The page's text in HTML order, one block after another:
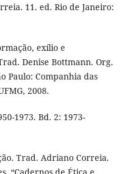
11. ed. Rio de Janeiro:
exílio e
Denise Bottmann. Org.
Paulo: Companhia das
2008.
1973. Bd. 2: 1973-
Trad. Adriano Correia.